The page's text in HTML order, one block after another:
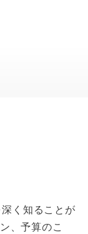
く知ることが
、予算のこ